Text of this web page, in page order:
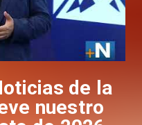
de la
nuestro